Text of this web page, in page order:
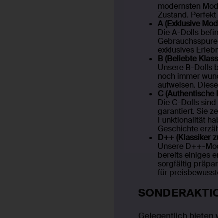
Zustand.
A (Exklusive
Die A-Dolls
exklusives
ist.
B (Beliebte
Unsere B-
sind noch
attraktiven
C
Die C-Dolls
garantiert.
ihre
Geschichte
D++
Unsere
bereits
Perfekt für
wollen.